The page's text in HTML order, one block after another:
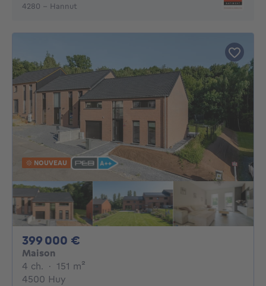
4280 - Hannut
NOUVEAU
399 000 €
Maison
4 ch. 4 chambres
· 151 m²
4500 Huy